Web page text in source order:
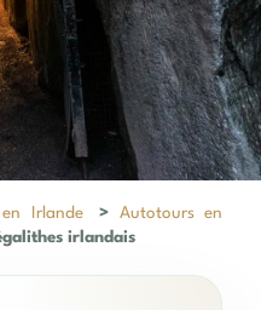
Irlande > Autotours en
irlandais